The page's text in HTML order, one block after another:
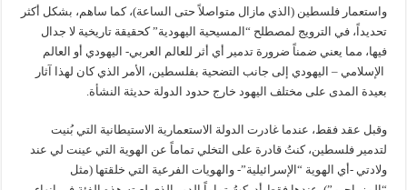
واستعمار فلسطين (الذي مازال متواصلاً حتى الساعة)، كما ساهم، بشكل أكثر
تحديداً، في الترويج لمصطلح “المسيحية اليهودية” كحقيقة تاريخية لا جدال
فيها، مما يعني ضمناً ضرورة تدمير أي أثر للعالم العربي- اليهودي أو العالم
الإسلامي – اليهودي إلى جانب التضحية بفلسطين، الأمر الذي كان لهذا آثار
بعيدة المدى على مختلف اليهود خارج حدود الدولة حديثة النشأة.
وقبل عقد فقط، عندما غادرت الدولة الاستعمارية الاستيطانية التي بُنيت
لتدمير فلسطين، كنتُ قادرة على التخلي تماماً عن الهوية التي عينت لي عند
ولادتي -أي الهوية “الإسرائيلية”- والهويات الفرعية التي خلقتها (مثل